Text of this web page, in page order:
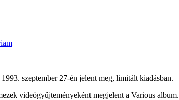
szeptember 27-én jelent meg, limitált kiadásban.
videógyűjteményeként megjelent a Various album.